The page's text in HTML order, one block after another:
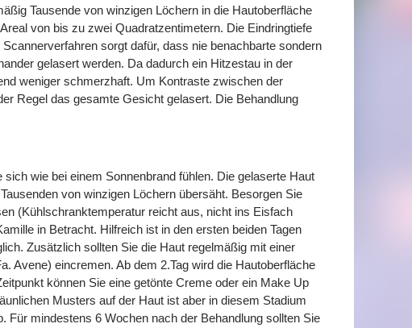
Tausende von winzigen Löchern in die Hautoberfläche
von bis zu zwei Quadratzentimetern. Die Eindringtiefe
sorgt dafür, dass nie benachbarte sondern
gelasert werden. Da dadurch ein Hitzestau in der
weniger schmerzhaft. Um Kontraste zwischen der
Regel das gesamte Gesicht gelasert. Die Behandlung
wie bei einem Sonnenbrand fühlen. Die gelaserte Haut
von winzigen Löchern übersäht. Besorgen Sie
(Kühlschranktemperatur reicht aus, nicht ins Eisfach
in Betracht. Hilfreich ist in den ersten beiden Tagen
Zusätzlich sollten Sie die Haut regelmäßig mit einer
Avene) eincremen. Ab dem 2.Tag wird die Hautoberfläche
können Sie eine getönte Creme oder ein Make Up
Musters auf der Haut ist aber in diesem Stadium
Für mindestens 6 Wochen nach der Behandlung sollten Sie